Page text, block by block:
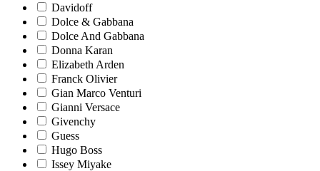
Davidoff
Dolce & Gabbana
Dolce And Gabbana
Donna Karan
Elizabeth Arden
Franck Olivier
Gian Marco Venturi
Gianni Versace
Givenchy
Guess
Hugo Boss
Issey Miyake